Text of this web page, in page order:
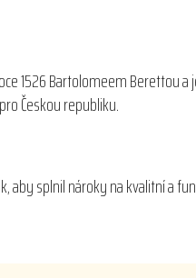
1526 Bartolomeem Berettou
Českou republiku.
aby splnil nároky na kvalitní a